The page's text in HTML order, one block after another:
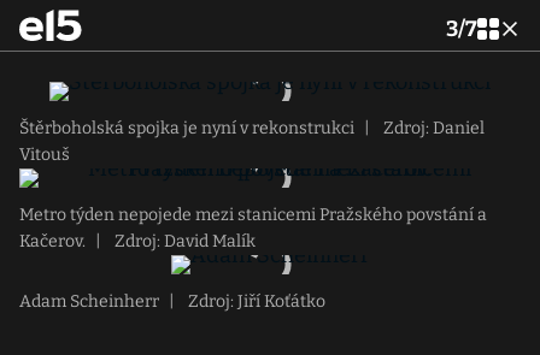
3/7
Štěrboholská spojka je nyní v rekonstrukci
Zdroj: Daniel
Vitouš
Metro týden nepojede mezi stanicemi Pražského povstání a
Kačerov.
Zdroj: David Malík
Adam Scheinherr Zdroj: Jiří Koťátko